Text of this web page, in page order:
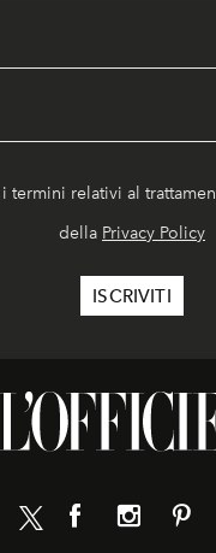
termini relativi al
della Privacy Policy